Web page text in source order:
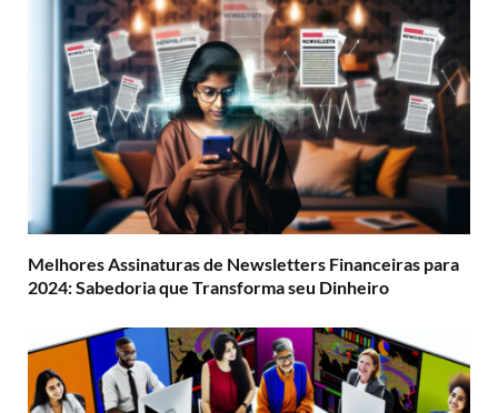
Melhores Assinaturas de Newsletters Financeiras para
2024: Sabedoria que Transforma seu Dinheiro